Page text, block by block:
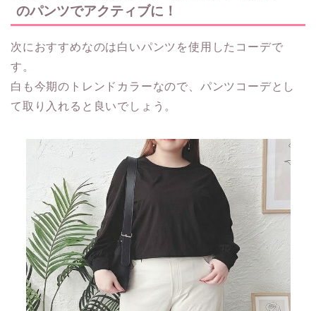
のパンツでアクティブに！
次におすすめなのは白いパンツを使用したコーデで
す。
白も今期のトレンドカラーなので、パンツコーデとし
て取り入れると良いでしょう。